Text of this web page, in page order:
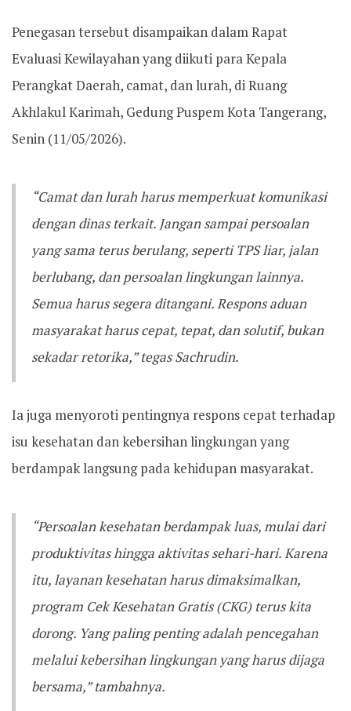
Penegasan tersebut disampaikan dalam Rapat
Evaluasi Kewilayahan yang diikuti para Kepala
Perangkat Daerah, camat, dan lurah, di Ruang
Akhlakul Karimah, Gedung Puspem Kota Tangerang,
Senin (11/05/2026).
“Camat dan lurah harus memperkuat komunikasi
dengan dinas terkait. Jangan sampai persoalan
yang sama terus berulang, seperti TPS liar, jalan
berlubang, dan persoalan lingkungan lainnya.
Semua harus segera ditangani. Respons aduan
masyarakat harus cepat, tepat, dan solutif, bukan
sekadar retorika,” tegas Sachrudin.
Ia juga menyoroti pentingnya respons cepat terhadap
isu kesehatan dan kebersihan lingkungan yang
berdampak langsung pada kehidupan masyarakat.
“Persoalan kesehatan berdampak luas, mulai dari
produktivitas hingga aktivitas sehari-hari. Karena
itu, layanan kesehatan harus dimaksimalkan,
program Cek Kesehatan Gratis (CKG) terus kita
dorong. Yang paling penting adalah pencegahan
melalui kebersihan lingkungan yang harus dijaga
bersama,” tambahnya.